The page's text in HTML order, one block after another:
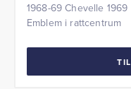
1968-69 Chevelle
Emblem i rattcentrum